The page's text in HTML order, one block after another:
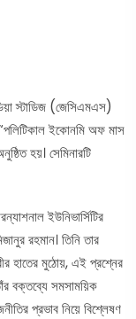
স্টাডিজ (জেসিএমএস)
ইকোনমি অফ মাস
হয়। সেমিনারটি
ইউনিভার্সিটির
রহমান। তিনি তার
হাতের মুঠোয়, এই প্রশ্নের
বক্তব্যে সমসাময়িক
প্রভাব নিয়ে বিশ্লেষণ